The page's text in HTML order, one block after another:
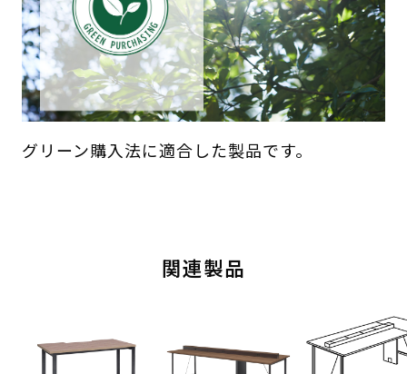
グリーン購入法に適合した製品です。
関連製品